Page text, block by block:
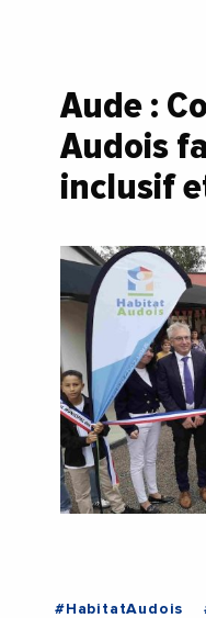
Aude :
Audois
inclusif
#HabitatAudois